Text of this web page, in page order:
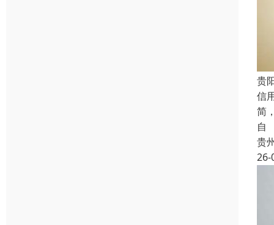
贵
信
简
自
贵
26-